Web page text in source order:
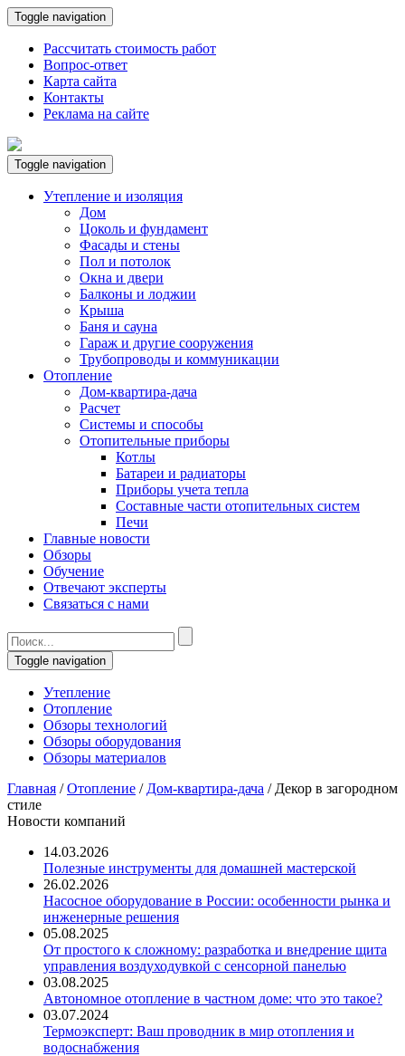
Toggle navigation
Рассчитать стоимость работ
Вопрос-ответ
Карта сайта
Контакты
Реклама на сайте
Toggle navigation
Утепление и изоляция
Дом
Цоколь и фундамент
Фасады и стены
Пол и потолок
Окна и двери
Балконы и лоджии
Крыша
Баня и сауна
Гараж и другие сооружения
Трубопроводы и коммуникации
Отопление
Дом-квартира-дача
Расчет
Системы и способы
Отопительные приборы
Котлы
Батареи и радиаторы
Приборы учета тепла
Составные части отопительных систем
Печи
Главные новости
Обзоры
Обучение
Отвечают эксперты
Связаться с нами
Toggle navigation
Утепление
Отопление
Обзоры технологий
Обзоры оборудования
Обзоры материалов
Главная /Отопление / Дом-квартира-дача / Декор в загородном
стиле
Новости компаний
14.03.2026
Полезные инструменты для домашней мастерской
26.02.2026
Насосное оборудование в России: особенности рынка и
инженерные решения
05.08.2025
От простого к сложному: разработка и внедрение щита
управления воздуходувкой с сенсорной панелью
03.08.2025
Автономное отопление в частном доме: что это такое?
03.07.2024
Термоэксперт: Ваш проводник в мир отопления и
водоснабжения